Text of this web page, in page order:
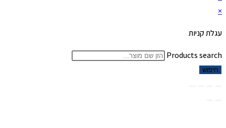
עגלת קניות
Products search
חיפוש